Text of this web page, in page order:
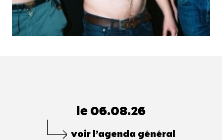
le 06.08.26
voir l’agenda général